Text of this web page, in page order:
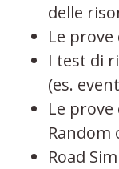
delle
Le prove
I test di
(es.
Le
Random
Road